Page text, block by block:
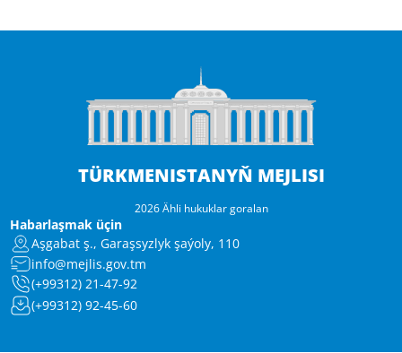
TÜRKMENISTANYŇ MEJLISI
2026 Ähli hukuklar goralan
Habarlaşmak üçin
Aşgabat ş., Garaşsyzlyk şaýoly, 110
info@mejlis.gov.tm
(+99312) 21-47-92
(+99312) 92-45-60